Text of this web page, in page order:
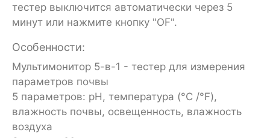
тестер выключится автоматически через 5
минут или нажмите кнопку "OF".
Особенности:
Мультимонитор 5-в-1 - тестер для измерения
параметров почвы
5 параметров: рН, температура (°C /°F),
влажность почвы, освещенность, влажность
воздуха